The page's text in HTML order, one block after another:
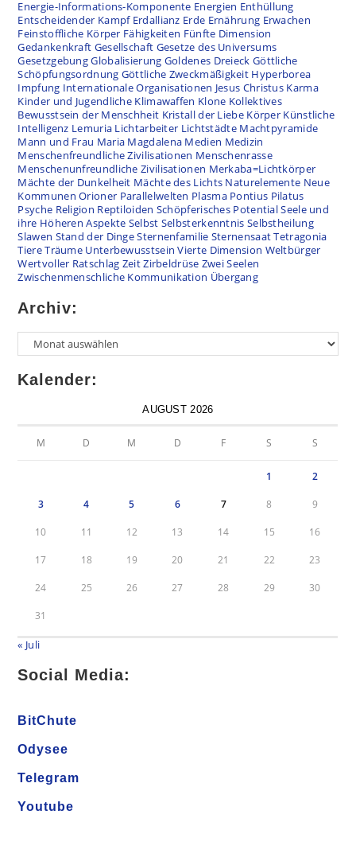
Energie-Informations-Komponente Energien Enthüllung
Entscheidender Kampf Erdallianz Erde Ernährung Erwachen
Feinstoffliche Körper Fähigkeiten Fünfte Dimension
Gedankenkraft Gesellschaft Gesetze des Universums
GesetzgebungGlobalisierung Goldenes Dreieck Göttliche
Schöpfungsordnung Göttliche Zweckmäßigkeit Hyperborea
Impfung Internationale Organisationen Jesus Christus Karma
Kinder und Jugendliche Klimawaffen Klone Kollektives
Bewusstsein der Menschheit Kristall der Liebe Körper Künstliche
Intelligenz Lemuria Lichtarbeiter Lichtstädte Machtpyramide
Mann und Frau Maria Magdalena Medien Medizin
Menschenfreundliche Zivilisationen Menschenrasse
Menschenunfreundliche Zivilisationen Merkaba=Lichtkörper
Mächte der Dunkelheit Mächte des Lichts Naturelemente Neue
Kommunen Orioner Parallelwelten Plasma Pontius Pilatus
Psyche Religion Reptiloiden Schöpferisches PotentialSeele und
ihre Höheren Aspekte Selbst Selbsterkenntnis Selbstheilung
Slawen Stand der DingeSternenfamilie SternensaatTetragonia
TiereTräume Unterbewusstsein Vierte Dimension Weltbürger
Wertvoller Ratschlag ZeitZirbeldrüse Zwei Seelen
Zwischenmenschliche Kommunikation Übergang
Archiv:
Archiv
Kalender:
AUGUST 2026
M D M D F S S
1 2
3 4 5 6 7 8 9
10 11 12 13 14 15 16
17 18 19 20 21 22 23
24 25 26 27 28 29 30
31
« Juli
Social Media:
BitChute
Odysee
Telegram
Youtube